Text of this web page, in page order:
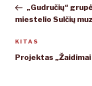
įrašų
įrašas„Gudručių“
miestelio Sulčių
Kitas
įrašas
KITAS
Projektas